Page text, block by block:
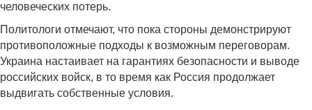
человеческих потерь.
Политологи отмечают, что пока стороны демонстрируют
противоположные подходы к возможным переговорам.
Украина настаивает на гарантиях безопасности и выводе
российских войск, в то время как Россия продолжает
выдвигать собственные условия.